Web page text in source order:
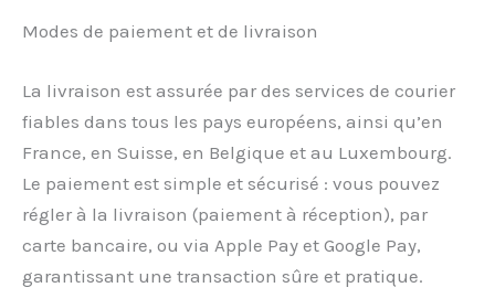
Modes de paiement et de livraison
La livraison est assurée par des services de courier
fiables dans tous les pays européens, ainsi qu’en
France, en Suisse, en Belgique et au Luxembourg.
Le paiement est simple et sécurisé : vous pouvez
régler à la livraison (paiement à réception), par
carte bancaire, ou via Apple Pay et Google Pay,
garantissant une transaction sûre et pratique.